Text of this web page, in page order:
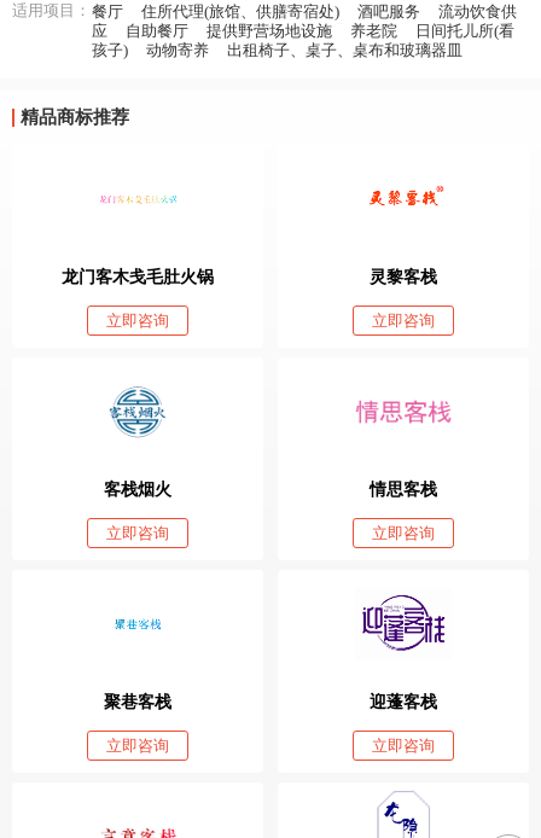
适用项目： 餐厅 住所代理(旅馆、供膳寄宿处) 酒吧服务
流动饮食供
应
自助餐厅 提供野营场地设施 养老院
日间托儿所(看
孩子)
动物寄养 出租椅子、桌子、桌布和玻璃器皿
精品商标推荐
龙门客木戋毛肚火锅
立即咨询
灵黎客栈
立即咨询
客栈烟火
立即咨询
情思客栈
立即咨询
聚巷客栈
立即咨询
迎蓬客栈
立即咨询